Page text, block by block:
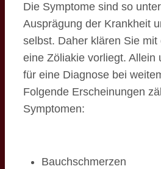
Die Symptome sind so
Ausprägung der Krankheit
selbst. Daher klären Sie
eine Zöliakie vorliegt. Allein
für eine Diagnose bei
Folgende Erscheinungen
Symptomen:
Bauchschmerzen